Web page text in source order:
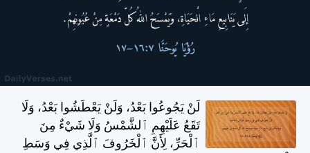
لَنْ يَجُوعُوا بَعْدُ، وَلَنْ يَعْطَشُوا بَعْدُ، وَلَا
تَقَعُ عَلَيْهِمِ ٱلشَّمْسُ وَلَا شَيْءٌ مِنَ
ٱلْحَرِّ، لِأَنَّ ٱلْخَرُوفَ ٱلَّذِي فِي وَسَطِ